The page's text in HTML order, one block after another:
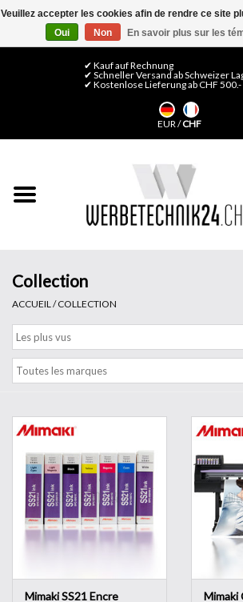
0 Articles - CHF 0,00
✔ Kauf auf Rechnung
✔ Schneller Versand ab Schweizer
✔ Kostenlose Lieferung ab CHF 500.-
EUR/CHF
Films de décoration
Displays & Stands
Collection
ACCUEIL /COLLECTION
Mimaki SS21 Encre
Mimaki
Veuillez accepter les cookies afin de rendre ce site
Oui
Non En savoir plus sur les